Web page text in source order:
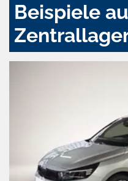
Beispiele